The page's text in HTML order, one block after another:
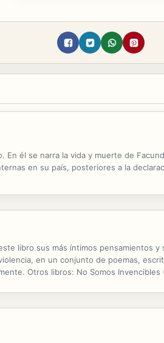
él se narra la vida y muerte de
en su país, posteriores a la
libro sus más íntimos pensamientos
en un conjunto de poemas,
Otros libros: No Somos Invencibles